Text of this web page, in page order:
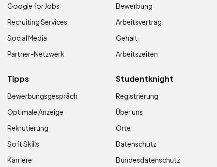
Google for Jobs
Recruiting Services
Social Media
Partner-Netzwerk
Bewerbung
Arbeitsvertrag
Gehalt
Arbeitszeiten
Tipps
Bewerbungsgespräch
Optimale Anzeige
Rekrutierung
Soft Skills
Karriere
Studentknight
Registrierung
Über uns
Orte
Datenschutz
Bundesdatenschutz